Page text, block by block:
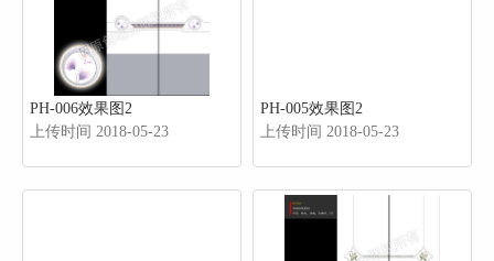
PH-006效果图2
上传时间 2018-05-23
PH-005效果图2
上传时间 2018-05-23